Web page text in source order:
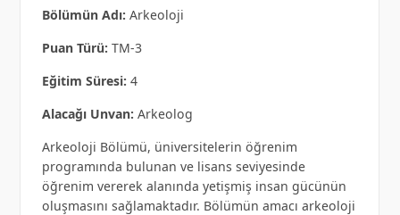
Bölümün Adı: Arkeoloji
Puan Türü: TM-3
Eğitim Süresi: 4
Alacağı Unvan: Arkeolog
Arkeoloji Bölümü, üniversitelerin öğrenim
programında bulunan ve lisans seviyesinde
öğrenim vererek alanında yetişmiş insan gücünün
oluşmasını sağlamaktadır. Bölümün amacı arkeoloji